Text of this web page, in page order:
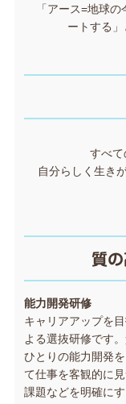
「アース=地球
ートする」
すべて
自分らしく生き
質
能力開発研修
キャリアアップを
よる選抜研修です
ひとりの能力開発
て仕事を客観的に
課題などを明確に